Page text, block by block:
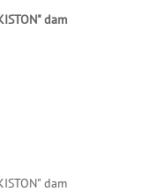
dam
dam